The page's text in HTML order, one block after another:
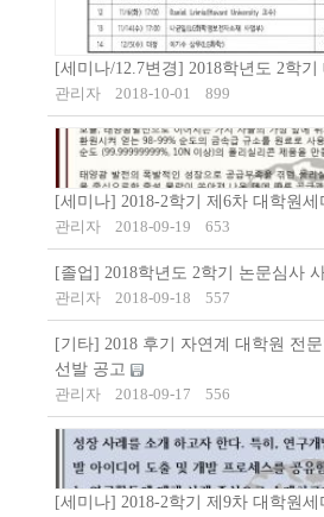
[세미나/12.7변경] 2018학년도 2학
관리자
2018-10-01 899
[세미나] 2018-2학기 제6차 대학원세
관리자
2018-09-19 653
[졸업] 2018학년도 2학기 논문심사
관리자
2018-09-18 557
[기타] 2018 후기 자연계 대학원 전
선발 공고
관리자
2018-09-17 556
[세미나] 2018-2학기 제9차 대학원